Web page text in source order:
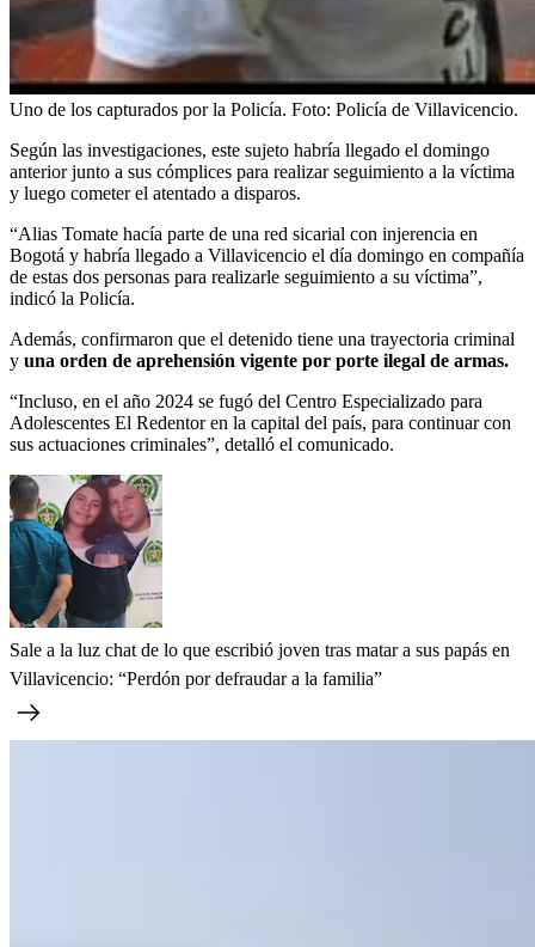
Uno de los capturados por la Policía. Foto: Policía de Villavicencio.
Según las investigaciones, este sujeto habría llegado el domingo
anterior junto a sus cómplices para realizar seguimiento a la víctima
y luego cometer el atentado a disparos.
“Alias Tomate hacía parte de una red sicarial con injerencia en
Bogotá y habría llegado a Villavicencio el día domingo en compañía
de estas dos personas para realizarle seguimiento a su víctima”,
indicó la Policía.
Además, confirmaron que el detenido tiene una trayectoria criminal
y una orden de aprehensión vigente por porte ilegal de armas.
“Incluso, en el año 2024 se fugó del Centro Especializado para
Adolescentes El Redentor en la capital del país, para continuar con
sus actuaciones criminales”, detalló el comunicado.
Sale a la luz chat de lo que escribió joven tras matar a sus papás en
Villavicencio: “Perdón por defraudar a la familia”